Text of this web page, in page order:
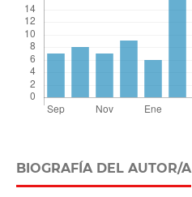
BIOGRAFÍA DEL AUTOR/A